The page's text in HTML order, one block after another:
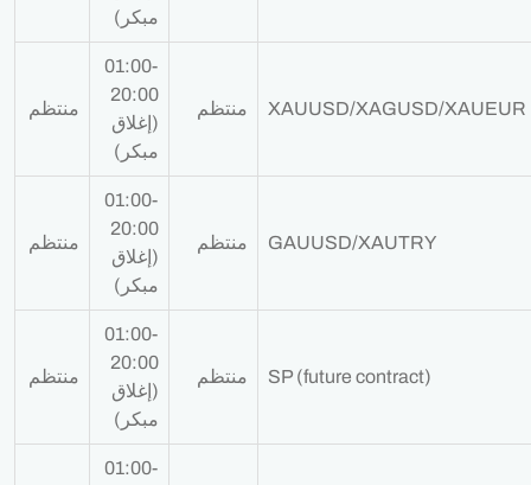
مبكر)
XAUUSD/XAGUSD/XAUEUR منتظم
01:00-
20:00
(إغلاق
مبكر)
منتظم
GAUUSD/XAUTRY منتظم
01:00-
20:00
(إغلاق
مبكر)
منتظم
SP (future contract) منتظم
01:00-
20:00
(إغلاق
مبكر)
منتظم
01:00-